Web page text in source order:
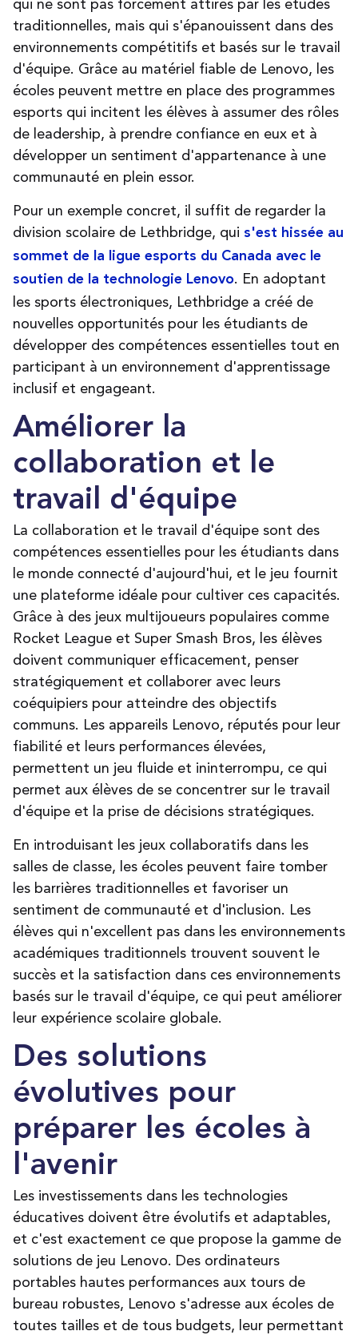
qui ne sont pas forcément attirés par les études
traditionnelles, mais qui s'épanouissent dans des
environnements compétitifs et basés sur le travail
d'équipe. Grâce au matériel fiable de Lenovo, les
écoles peuvent mettre en place des programmes
esports qui incitent les élèves à assumer des rôles
de leadership, à prendre confiance en eux et à
développer un sentiment d'appartenance à une
communauté en plein essor.
Pour un exemple concret, il suffit de regarder la
division scolaire de Lethbridge, qui s'est hissée au
sommet de la ligue esports du Canada avec le
soutien de la technologie Lenovo. En adoptant
les sports électroniques, Lethbridge a créé de
nouvelles opportunités pour les étudiants de
développer des compétences essentielles tout en
participant à un environnement d'apprentissage
inclusif et engageant.
Améliorer la
collaboration et le
travail d'équipe
La collaboration et le travail d'équipe sont des
compétences essentielles pour les étudiants dans
le monde connecté d'aujourd'hui, et le jeu fournit
une plateforme idéale pour cultiver ces capacités.
Grâce à des jeux multijoueurs populaires comme
Rocket League et Super Smash Bros, les élèves
doivent communiquer efficacement, penser
stratégiquement et collaborer avec leurs
coéquipiers pour atteindre des objectifs
communs. Les appareils Lenovo, réputés pour leur
fiabilité et leurs performances élevées,
permettent un jeu fluide et ininterrompu, ce qui
permet aux élèves de se concentrer sur le travail
d'équipe et la prise de décisions stratégiques.
En introduisant les jeux collaboratifs dans les
salles de classe, les écoles peuvent faire tomber
les barrières traditionnelles et favoriser un
sentiment de communauté et d'inclusion. Les
élèves qui n'excellent pas dans les environnements
académiques traditionnels trouvent souvent le
succès et la satisfaction dans ces environnements
basés sur le travail d'équipe, ce qui peut améliorer
leur expérience scolaire globale.
Des solutions
évolutives pour
préparer les écoles à
l'avenir
Les investissements dans les technologies
éducatives doivent être évolutifs et adaptables,
et c'est exactement ce que propose la gamme de
solutions de jeu Lenovo. Des ordinateurs
portables hautes performances aux tours de
bureau robustes, Lenovo s'adresse aux écoles de
toutes tailles et de tous budgets, leur permettant